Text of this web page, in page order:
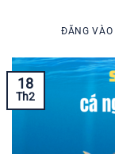
ĐĂNG VÀO
18
Th2